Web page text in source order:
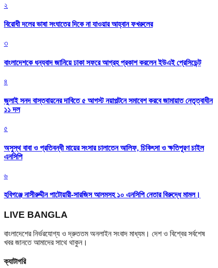
২
বিরোধী দলের ভাষা সংঘাতের দিকে না যাওয়ার আহ্বান ফখরুলের
৩
বাংলাদেশকে ধন্যবাদ জানিয়ে ঢাকা সফরে আগ্রহ প্রকাশ করলেন ইউএই প্রেসিডেন্ট
৪
জুলাই সনদ বাস্তবায়নের দাবিতে ৫ আগস্ট নয়াপল্টনে সমাবেশ করবে জামায়াত নেতৃত্বাধীন
১১ দল
৫
অসুস্থ বাবা ও প্রতিবন্ধী মায়ের সংসার চালাতেন আলিফ, চিকিৎসা ও ক্ষতিপূরণ চাইল
এনসিপি
৬
হবিগঞ্জে নাসীরুদ্দীন পাটোয়ারী-সারজিস আলমসহ ১০ এনসিপি নেতার বিরুদ্ধে মামল।
LIVE BANGLA
বাংলাদেশের নির্ভরযোগ্য ও দ্রুততম অনলাইন সংবাদ মাধ্যম। দেশ ও বিশ্বের সর্বশেষ
খবর জানতে আমাদের সাথে থাকুন।
ক্যাটাগরি